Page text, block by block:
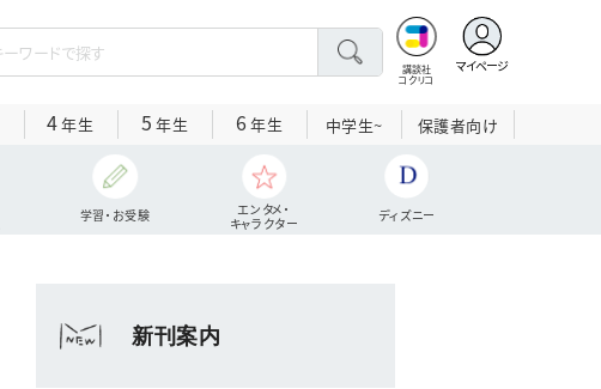
講談社
コクリコ
マイページ
4年生 5 年生 6 年生 中学生~ 保護者向け
学習・お受験
エンタメ・
キャラクター
ディズニー
新刊案内